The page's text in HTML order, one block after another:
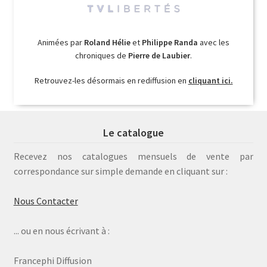
Animées par Roland Hélieet Philippe Randa avec les
chroniques de Pierre de Laubier.
Retrouvez-les désormais en rediffusion en cliquant ici.
Le catalogue
Recevez nos catalogues mensuels de vente par
correspondance sur simple demande en cliquant sur :
Nous Contacter
... ou en nous écrivant à :
Francephi Diffusion